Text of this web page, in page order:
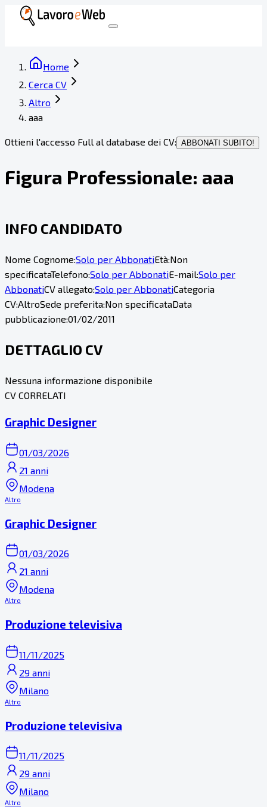
Home
Cerca CV
Altro
aaa
Ottieni l'accesso Full al database dei CV: ABBONATI SUBITO!
Figura Professionale: aaa
INFO CANDIDATO
Nome Cognome:Solo per AbbonatiEtà:Non
specificataTelefono:Solo per AbbonatiE-mail:Solo per
AbbonatiCV allegato:Solo per AbbonatiCategoria
CV:AltroSede preferita:Non specificataData
pubblicazione:01/02/2011
DETTAGLIO CV
Nessuna informazione disponibile
CV CORRELATI
Graphic Designer
01/03/2026
21 anni
Modena
Altro
Graphic Designer
01/03/2026
21 anni
Modena
Altro
Produzione televisiva
11/11/2025
29 anni
Milano
Altro
Produzione televisiva
11/11/2025
29 anni
Milano
Altro